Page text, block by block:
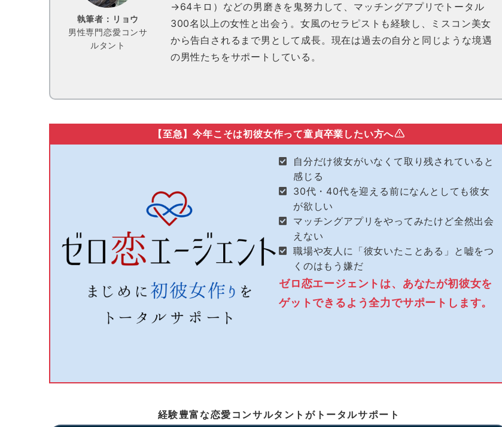
執筆者：リョウ
男性専門恋愛コンサ
ルタント
→64キロ）などの男磨きを鬼努力して、マッチングアプリでトータル
300名以上の女性と出会う。女風のセラピストも経験し、ミスコン美女
から告白されるまで男として成長。現在は過去の自分と同じような境遇
の男性たちをサポートしている。
【至急】今年こそは初彼女作って童貞卒業したい方へ
自分だけ彼女がいなくて取り残されていると
感じる
30代・40代を迎える前になんとしても彼女
が欲しい
マッチングアプリをやってみたけど全然出会
えない
職場や友人に「彼女いたことある」と嘘をつ
くのはもう嫌だ
ゼロ恋エージェントは、あなたが初彼女を
ゲットできるよう全力でサポートします。
経験豊富な恋愛コンサルタントがトータルサポート